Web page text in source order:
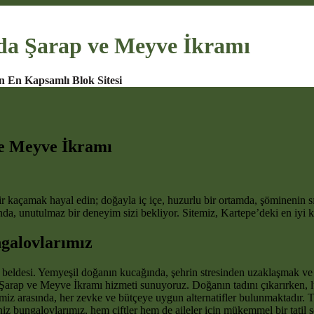
Şarap ve Meyve İkramı
En Kapsamlı Blok Sitesi
Meyve İkramı
hayal edin; doğayla iç içe, huzurlu bir ortamda, şöminenin
unutulmaz bir deneyim sizi bekliyor. Sitemiz, Kartepe’deki en iyi
Yemyeşil doğanın kucağında, şehrin stresinden
ve Meyve İkramı hizmeti sunuyoruz. Doğanın tadını
arasında, her zevke ve bütçeye uygun alternatifler bulunmaktadır.
bungalovlarımız, hem çiftler hem de aileler için mükemmel bir tatil